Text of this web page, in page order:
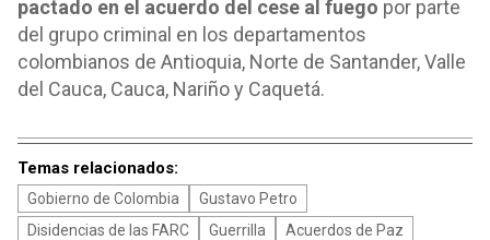
pactado en el acuerdo del cese al fuego por parte
del grupo criminal en los departamentos
colombianos de Antioquia, Norte de Santander, Valle
del Cauca, Cauca, Nariño y Caquetá.
Temas relacionados:
Gobierno de Colombia
Gustavo Petro
Disidencias de las FARC
Guerrilla
Acuerdos de Paz